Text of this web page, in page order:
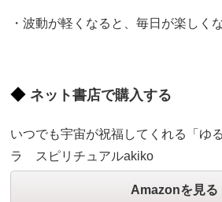
・波動が軽くなると、毎日が楽しく
ネット書店で購入する
いつでも宇宙が祝福してくれる「ゆ
ラ スピリチュアルakiko
Amazonを見る